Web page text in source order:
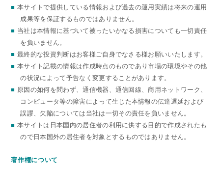
■ 本サイトで提供している情報および過去の運用実績は将来の運用
成果等を保証するものではありません。
■ 当社は本情報に基づいて被ったいかなる損害についても一切責任
を負いません。
■ 最終的な投資判断はお客様ご自身でなさる様お願いいたします。
■ 本サイト記載の情報は作成時点のものであり市場の環境やその他
の状況によって予告なく変更することがあります。
■ 原因の如何を問わず、通信機器、通信回線、商用ネットワーク、
コンピュータ等の障害によって生じた本情報の伝達遅延および
誤謬、欠陥については当社は一切その責任を負いません。
■ 本サイトは日本国内の居住者の利用に供する目的で作成されたも
ので日本国外の居住者を対象とするものではありません。
著作権について